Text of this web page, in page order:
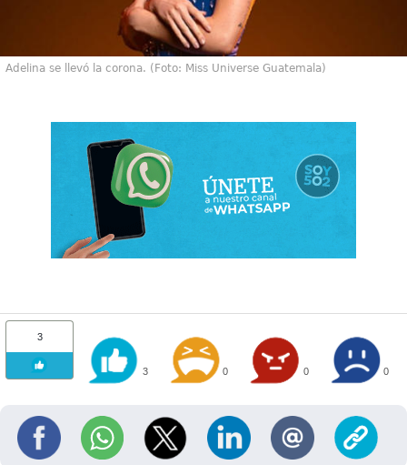
Adelina se llevó la corona. (Foto: Miss Universe Guatemala)
3
3 0 0 0